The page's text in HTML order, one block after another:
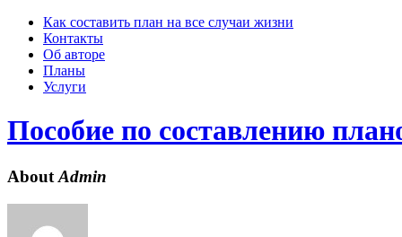
Skip
content
Как составить план на все случаи жизни
Контакты
Об авторе
Планы
Услуги
Пособие по составлению
About Admin